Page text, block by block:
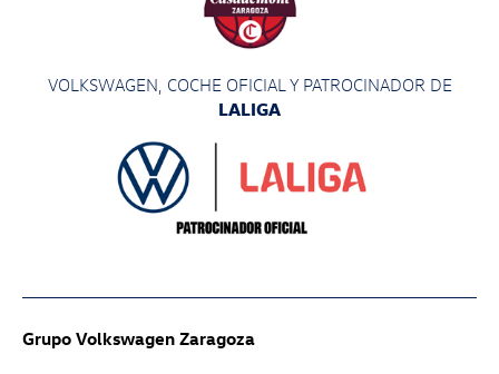
VOLKSWAGEN, COCHE OFICIAL Y PATROCINADOR DE
LALIGA
Grupo Volkswagen Zaragoza